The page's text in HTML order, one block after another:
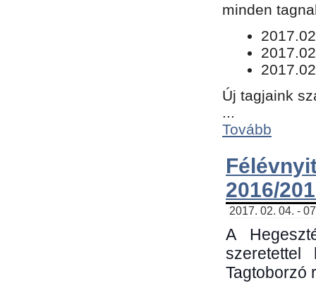
minden
Új tagjaink
...
Tovább
2016/
2017. 02. 04. -
A
Tagtoborzó